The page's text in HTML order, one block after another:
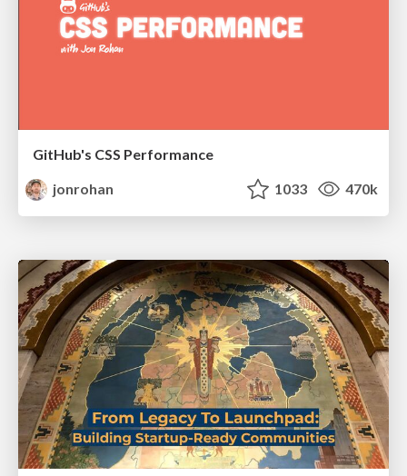
GitHub's CSS Performance
jonrohan
1033 470k